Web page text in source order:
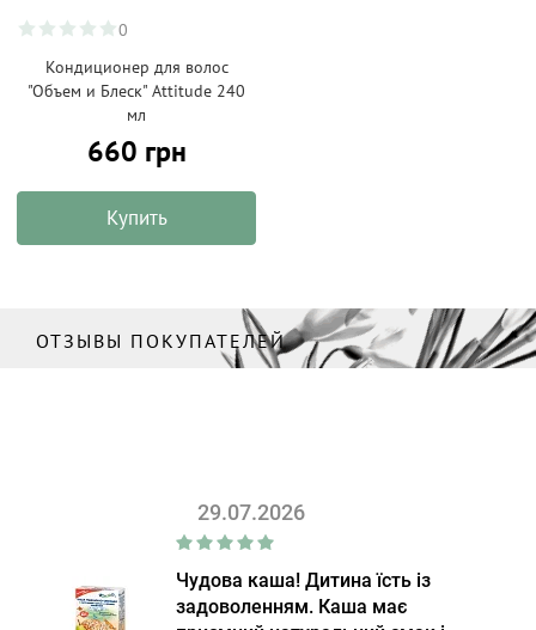
0
Кондиционер для волос
"Объем и Блеск" Attitude 240
мл
660 грн
Купить
ОТЗЫВЫ ПОКУПАТЕЛЕЙ
29.07.2026
Чудова каша! Дитина їсть із
задоволенням. Каша має